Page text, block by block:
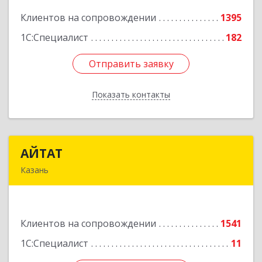
Клиентов на сопровождении
1395
1С:Специалист
182
Отправить заявку
Показать контакты
Подробнее
Отправить заявку
Назад
АЙТАТ
Казань
Клиентов на сопровождении
1541
1С:Специалист
11
Подробнее